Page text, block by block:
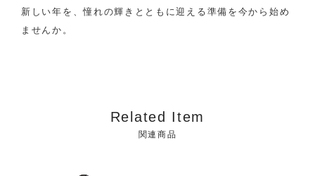
新しい年を、憧れの輝きとともに迎える準備を今から始め
ませんか。
Related Item
関連商品